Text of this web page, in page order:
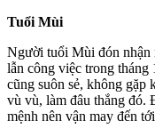
Tuổi Mùi
Người tuổi Mùi đón nhận
lẫn công việc trong tháng
cũng suôn sẻ, không gặp
vù vù, làm đâu thắng đó.
mệnh nên vận may đến